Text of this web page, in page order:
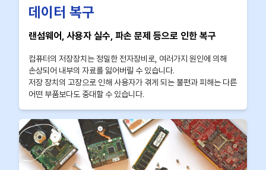
데이터 복구
랜섬웨어, 사용자 실수, 파손 문제 등으로 인한 복구
컴퓨터의 저장장치는 정밀한 전자장비로, 여러가지 원인에 의해
손상되어 내부의 자료를 잃어버릴 수 있습니다.
저장 장치의 고장으로 인해 사용자가 겪게 되는 불편과 피해는 다른
어떤 부품보다도 중대할 수 있습니다.